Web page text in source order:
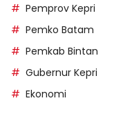
Pemprov Kepri
Pemko Batam
Pemkab Bintan
Gubernur Kepri
Ekonomi